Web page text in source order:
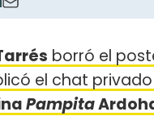
borró el
el chat
Pampita